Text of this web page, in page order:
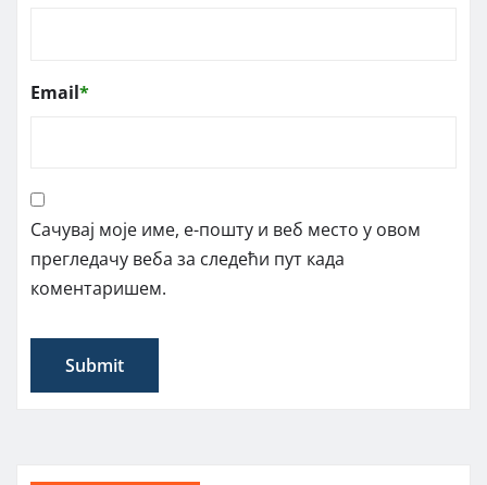
Email*
Сачувај моје име, е-пошту и веб место у овом
прегледачу веба за следећи пут када
коментаришем.